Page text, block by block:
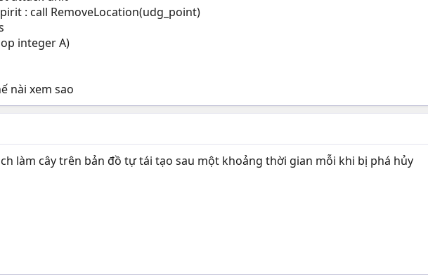
: call RemoveLocation(udg_point)
integer A)
nài xem sao
làm cây trên bản đồ tự tái tạo sau một khoảng thời gian mỗi khi bị phá hủy